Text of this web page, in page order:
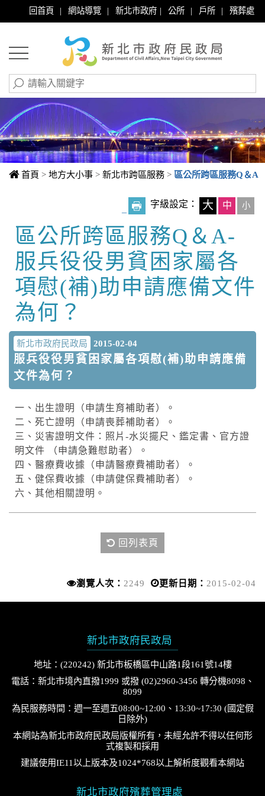
回首頁 | 網站導覽 | 新北市政府 | 公所 | 戶所 | 殯葬處
首頁 > 地方大小事 > 新北市跨區服務 > 區公所跨區服務Q＆A
字級設定： 大 中 小
中央內容區塊
區公所跨區服務Q＆A-
服兵役役男貧困家屬各
項慰(補)助申請應備文件
為何？
新北市政府民政局 2015-02-04
服兵役役男貧困家屬各項慰(補)助申請應備
文件為何？
一、出生證明（申請生育補助者）。
二、死亡證明（申請喪葬補助者）。
三、災害證明文件：照片-水災擺尺、鑑定書、官方證
明文件 （申請急難慰助者）。
四、醫療費收據（申請醫療費補助者）。
五、健保費收據（申請健保費補助者）。
六、其他相關證明。
回列表頁
瀏覽人次： 2249 更新日期： 2015-02-04
新北市政府民政局
地址：(220242) 新北市板橋區中山路1段161號14樓
電話：新北市境內直撥1999 或撥 (02)2960-3456 轉分機8098、
8099
為民服務時間：週一至週五08:00~12:00、13:30~17:30 (國定假
日除外)
本網站為新北市政府民政局版權所有，未經允許不得以任何形
式複製和採用
建議使用IE11以上版本及1024*768以上解析度觀看本網站
新北市政府殯葬管理處